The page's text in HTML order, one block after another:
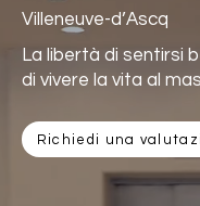
Villeneuve-d’Ascq
La libertà di sentirsi
di vivere la vita al
Richiedi una